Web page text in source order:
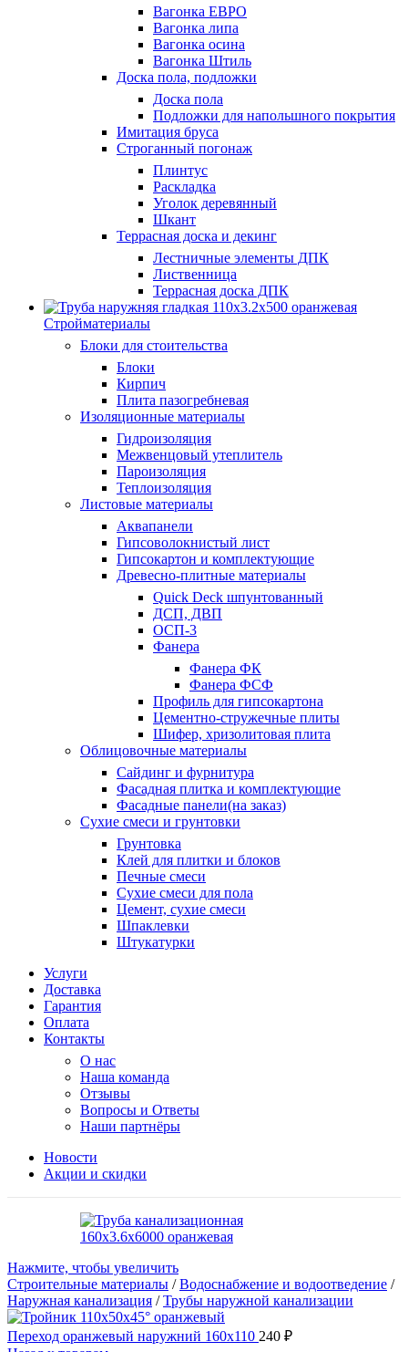
Вагонка ЕВРО
Вагонка липа
Вагонка осина
Вагонка Штиль
Доска пола, подложки
Доска пола
Подложки для напольшного покрытия
Имитация бруса
Строганный погонаж
Плинтус
Раскладка
Уголок деревянный
Шкант
Террасная доска и декинг
Лестничные элементы ДПК
Лиственница
Террасная доска ДПК
Стройматериалы
Блоки для стоительства
Блоки
Кирпич
Плита пазогребневая
Изоляционные материалы
Гидроизоляция
Межвенцовый утеплитель
Пароизоляция
Теплоизоляция
Листовые материалы
Аквапанели
Гипсоволокнистый лист
Гипсокартон и комплектующие
Древесно-плитные материалы
Quick Deck шпунтованный
ДСП, ДВП
ОСП-3
Фанера
Фанера ФК
Фанера ФСФ
Профиль для гипсокартона
Цементно-стружечные плиты
Шифер, хризолитовая плита
Облицовочные материалы
Сайдинг и фурнитура
Фасадная плитка и комплектующие
Фасадные панели(на заказ)
Сухие смеси и грунтовки
Грунтовка
Клей для плитки и блоков
Печные смеси
Сухие смеси для пола
Цемент, сухие смеси
Шпаклевки
Штукатурки
Услуги
Доставка
Гарантия
Оплата
Контакты
О нас
Наша команда
Отзывы
Вопросы и Ответы
Наши партнёры
Новости
Акции и скидки
Нажмите, чтобы увеличить
Строительные материалы /Водоснабжение и водоотведение /
Наружная канализация /Трубы наружной канализации
Переход оранжевый наружний 160х110 240 ₽